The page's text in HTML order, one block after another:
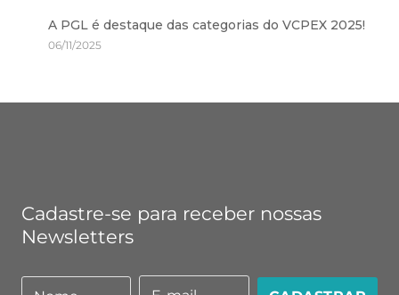
A PGL é destaque das categorias do VCPEX 2025!
06/11/2025
Cadastre-se para receber nossas
Newsletters